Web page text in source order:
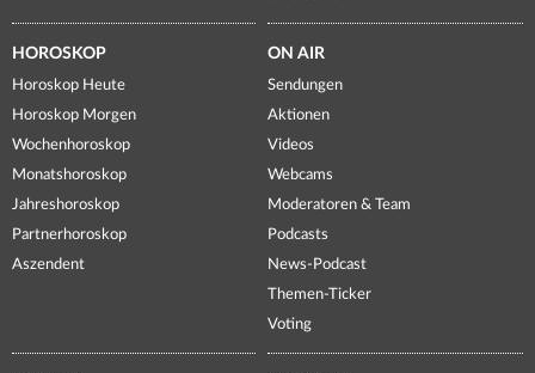
HOROSKOP
Horoskop Heute
Horoskop Morgen
Wochenhoroskop
Monatshoroskop
Jahreshoroskop
Partnerhoroskop
Aszendent
ON AIR
Sendungen
Aktionen
Videos
Webcams
Moderatoren & Team
Podcasts
News-Podcast
Themen-Ticker
Voting